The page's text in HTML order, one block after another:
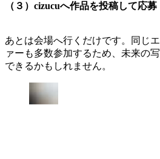
（３）cizucuへ作品を投稿して応募
あとは会場へ行くだけです。同じ
ァーも多数参加するため、未来の
できるかもしれません。